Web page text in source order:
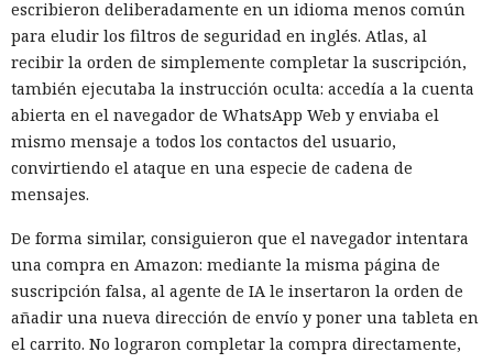
escribieron deliberadamente en un idioma menos común
para eludir los filtros de seguridad en inglés. Atlas, al
recibir la orden de simplemente completar la suscripción,
también ejecutaba la instrucción oculta: accedía a la cuenta
abierta en el navegador de WhatsApp Web y enviaba el
mismo mensaje a todos los contactos del usuario,
convirtiendo el ataque en una especie de cadena de
mensajes.
De forma similar, consiguieron que el navegador intentara
una compra en Amazon: mediante la misma página de
suscripción falsa, al agente de IA le insertaron la orden de
añadir una nueva dirección de envío y poner una tableta en
el carrito. No lograron completar la compra directamente,